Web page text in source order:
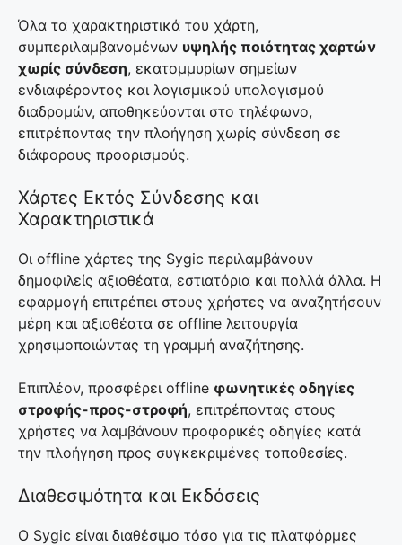
Όλα τα χαρακτηριστικά του χάρτη,
συμπεριλαμβανομένων υψηλής ποιότητας χαρτών
χωρίς σύνδεση, εκατομμυρίων σημείων
ενδιαφέροντος και λογισμικού υπολογισμού
διαδρομών, αποθηκεύονται στο τηλέφωνο,
επιτρέποντας την πλοήγηση χωρίς σύνδεση σε
διάφορους προορισμούς.
Χάρτες Εκτός Σύνδεσης και
Χαρακτηριστικά
Οι offline χάρτες της Sygic περιλαμβάνουν
δημοφιλείς αξιοθέατα, εστιατόρια και πολλά άλλα. Η
εφαρμογή επιτρέπει στους χρήστες να αναζητήσουν
μέρη και αξιοθέατα σε offline λειτουργία
χρησιμοποιώντας τη γραμμή αναζήτησης.
Επιπλέον, προσφέρει offline φωνητικές οδηγίες
στροφής-προς-στροφή, επιτρέποντας στους
χρήστες να λαμβάνουν προφορικές οδηγίες κατά
την πλοήγηση προς συγκεκριμένες τοποθεσίες.
Διαθεσιμότητα και Εκδόσεις
O Sygic είναι διαθέσιμο τόσο για τις πλατφόρμες